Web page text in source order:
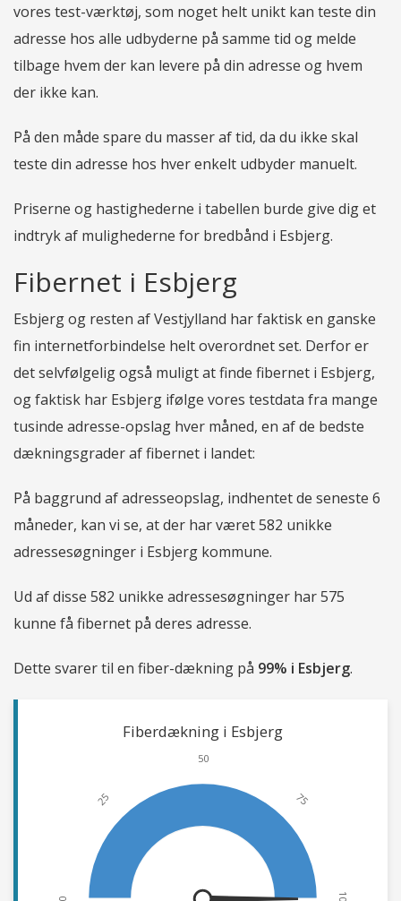
vores test-værktøj, som noget helt unikt kan teste din
adresse hos alle udbyderne på samme tid og melde
tilbage hvem der kan levere på din adresse og hvem
der ikke kan.
På den måde spare du masser af tid, da du ikke skal
teste din adresse hos hver enkelt udbyder manuelt.
Priserne og hastighederne i tabellen burde give dig et
indtryk af mulighederne for bredbånd i Esbjerg.
Fibernet i Esbjerg
Esbjerg og resten af Vestjylland har faktisk en ganske
fin internetforbindelse helt overordnet set. Derfor er
det selvfølgelig også muligt at finde fibernet i Esbjerg,
og faktisk har Esbjerg ifølge vores testdata fra mange
tusinde adresse-opslag hver måned, en af de bedste
dækningsgrader af fibernet i landet:
På baggrund af adresseopslag, indhentet de seneste 6
måneder, kan vi se, at der har været 582 unikke
adressesøgninger i Esbjerg kommune.
Ud af disse 582 unikke adressesøgninger har 575
kunne få fibernet på deres adresse.
Dette svarer til en fiber-dækning på 99% i Esbjerg.
Fiberdækning i Esbjerg
0
25
50
75